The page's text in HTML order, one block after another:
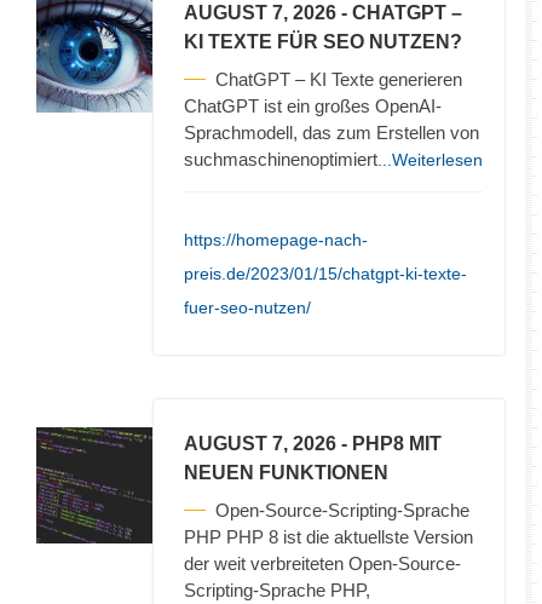
AUGUST 7, 2026 - CHATGPT –
KI TEXTE FÜR SEO NUTZEN?
ChatGPT – KI Texte generieren
ChatGPT ist ein großes OpenAI-
Sprachmodell, das zum Erstellen von
suchmaschinenoptimiert ...Weiterlesen
https://homepage-nach-
preis.de/2023/01/15/chatgpt-ki-texte-
fuer-seo-nutzen/
AUGUST 7, 2026 - PHP8 MIT
NEUEN FUNKTIONEN
Open-Source-Scripting-Sprache
PHP PHP 8 ist die aktuellste Version
der weit verbreiteten Open-Source-
Scripting-Sprache PHP,